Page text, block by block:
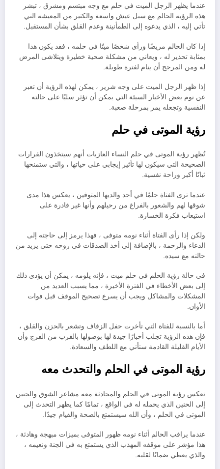
عندما يظهر الرجل الميت في حلم مع وجه مبتسم ومشرق ، تبشر
هذه الرؤية الحالم مع سبل عيش واسعة والكثير من المعيشة التي
تأتي إليه ، الذي يدعوه إلى الطمأنينة وعدم القلق بشأن المستقبل.
إذا كان الحالم مريضًا ورأى شخصًا ميتًا في حلمه ، فقد يكون هذا
بمثابة تحذير له ، ويعاني من مشكلة صحية خطيرة ويتلاشى المرض
له ومن المرجح أن ينام لفترة طويلة.
إذا ظهر الرجل الميت على وجه شرير ، يمكن لهذه الرؤية أن تعبر
عن نوم بعض الأخبار السيئة التي يمكن أن تؤثر سلبًا على حالته
النفسية وتجعله يمر بمرحلة صعبة.
رؤية الموتى في حلم
تُظهر رؤية الموتى في حلم النساء العازبات أنهم سيتخذون القرارات
الصحيحة التي سيكون لها تأثير إيجابي على حياتها ، والتي ستمنحها
ثباتًا أكبر وراحة نفسية.
عندما ترى الفتاة حلمًا في أحد والديها المتوفين ، يعكس هذا مدى
شوقها لهم والشعور بالفراغ من رحيلهم وأنها غير قادرة على
استيعاب فكرة الخسارة.
ولكن إذا رأى الفتاة أثناء نومه متوفى ، فهذا يرمز إلى حاجته إلى
الدعاء والرحمة ، بالإضافة إلى أخذ الصدقات في روحه حتى يزيد من
حالته مع سيده.
في حالة رؤية الحلم في حلم ميت ، فإنه يلومه ، يمكن أن يؤدي ذلك
إلى بعض الأخطاء في الفترة الأخيرة ، مما يسبب العديد من
المشكلات والمشاكل ويجب أن يسرع تصحيح الموقف قبل فوات
الأوان.
أما بالنسبة للفتاة التي تأخرت حفل الزفاف وتشعر بالحزن والقلق ،
فإن هذه الرؤية تجلب أخبارًا جيدة لها بوصولها بالقرب من الفرج وأن
الأيام القليلة القادمة ستأتي مع اللطف والسعادة.
رؤية الموتى في الحلم والتحدث معه
تعكس رؤية الموتى في الحلم والمحادثة معه مشاعر الشوق والحنين
إلى الحنين الذي يحمله له في الواقع ، تمامًا كما يظهر التحدث إلى
الموتى في الحلم ، وأن الله سيستمتع بالصحة والقيام جيدًا.
عندما يراقب الحالم أثناء نومه ظهور المتوفى بميزات مبهجة وهادئة ،
هذا مؤشر على موقفه المهذب الذي يستمتع به في الجنة ونعيمه ،
والذي يعطي ضمانًا لقلبه.